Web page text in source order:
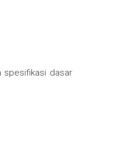
spesifikasi dasar